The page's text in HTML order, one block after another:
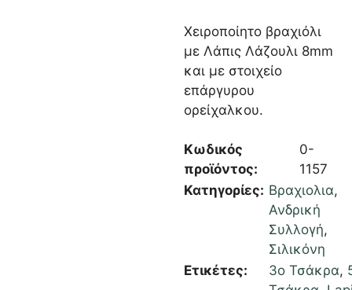
Χειροποίητο βραχιόλι
με Λάπις Λάζουλι 8mm
και με στοιχείο
επάργυρου
ορείχαλκου.
Κωδικός
προϊόντος:
0-
1157
Κατηγορίες: Βραχιολια,
Ανδρική
Συλλογή,
Σιλικόνη
Ετικέτες:
3ο Τσάκρα,